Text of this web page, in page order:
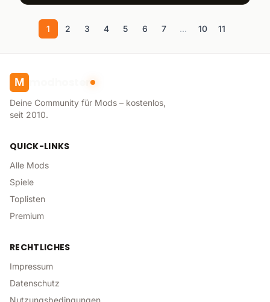
1 2 3 4 5 6 7 ... 10 11
M
Deine Community für Mods – kostenlos,
seit 2010.
QUICK-LINKS
Alle Mods
Spiele
Toplisten
Premium
RECHTLICHES
Impressum
Datenschutz